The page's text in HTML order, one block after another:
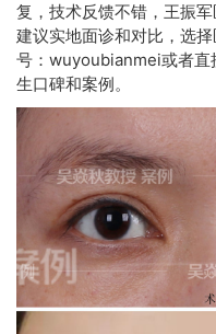
复，技术反馈不错，王振
建议实地面诊和对比，选
号：wuyoubianmei或者
生口碑和案例。